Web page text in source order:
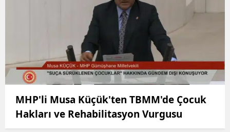
MHP'li Musa Küçük'ten TBMM'de Çocuk
Hakları ve Rehabilitasyon Vurgusu